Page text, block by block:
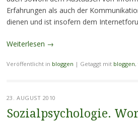
Erfahrungen als auch der
dienen und ist insofern dem
Weiterlesen →
Veröffentlicht in bloggen | Getaggt mit bloggen,
23. AUGUST 2010
Sozialpsychologie.